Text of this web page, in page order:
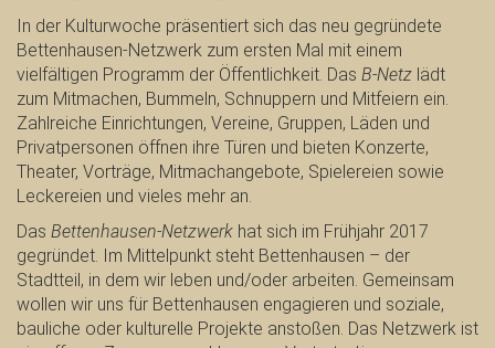
In der Kulturwoche präsentiert sich das neu gegründete
Bettenhausen-Netzwerk zum ersten Mal mit einem
vielfältigen Programm der Öffentlichkeit. Das B-Netz lädt
zum Mitmachen, Bummeln, Schnuppern und Mitfeiern ein.
Zahlreiche Einrichtungen, Vereine, Gruppen, Läden und
Privatpersonen öffnen ihre Türen und bieten Konzerte,
Theater, Vorträge, Mitmachangebote, Spielereien sowie
Leckereien und vieles mehr an.
Das Bettenhausen-Netzwerk hat sich im Frühjahr 2017
gegründet. Im Mittelpunkt steht Bettenhausen – der
Stadtteil, in dem wir leben und/oder arbeiten. Gemeinsam
wollen wir uns für Bettenhausen engagieren und soziale,
bauliche oder kulturelle Projekte anstoßen. Das Netzwerk ist